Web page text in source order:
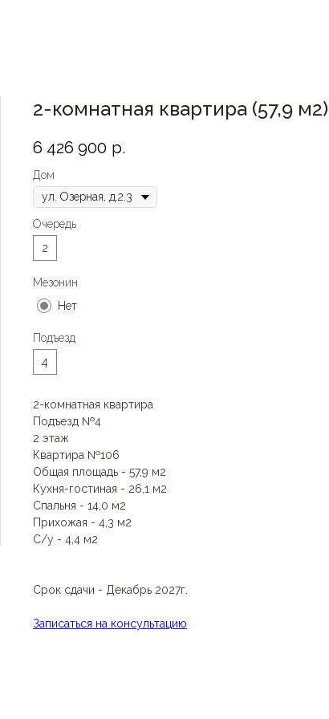
2-комнатная квартира (57,9 м2)
6 426 900 р.
Дом
Очередь
2
Мезонин
Нет
Подъезд
4
2-комнатная квартира
Подъезд №4
2 этаж
Квартира №106
Общая площадь - 57,9 м2
Кухня-гостиная - 26,1 м2
Спальня - 14,0 м2
Прихожая - 4,3 м2
С/у - 4,4 м2
Срок сдачи - Декабрь 2027г.
Записаться на консультацию